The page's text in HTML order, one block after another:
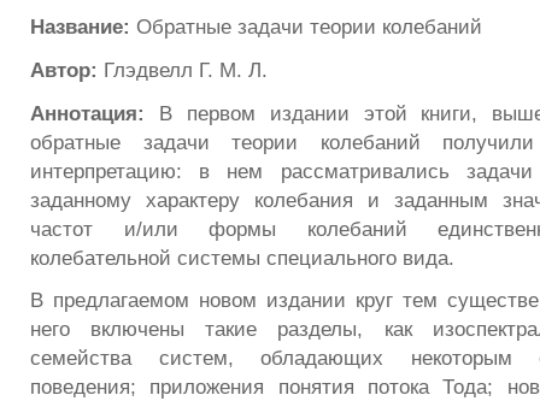
Название: Обратные задачи теории колебаний
Автор: Глэдвелл Г. М. Л.
Аннотация: В первом издании этой книги,
обратные задачи теории колебаний
интерпретацию: в нем рассматривались
заданному характеру колебания и заданным
частот и/или формы колебаний
колебательной системы специального вида.
В предлагаемом новом издании круг тем
него включены такие разделы, как
семейства систем, обладающих некоторым
поведения; приложения понятия потока Тода;